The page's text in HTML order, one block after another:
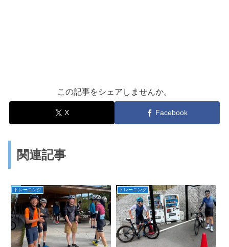
この記事をシェアしませんか。
X Facebook
関連記事
トレーニング トレーニング